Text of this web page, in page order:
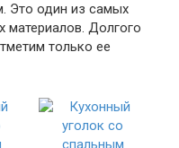
Это один из самых
материалов. Долгого
только ее